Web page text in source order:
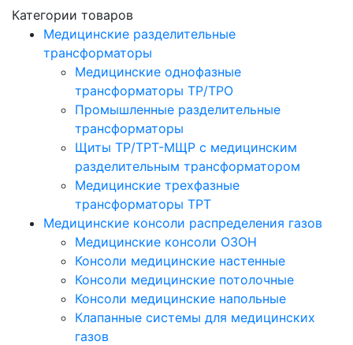
Категории товаров
Медицинские разделительные
трансформаторы
Медицинские однофазные
трансформаторы ТР/ТРО
Промышленные разделительные
трансформаторы
Щиты ТР/ТРТ-МЩР с медицинским
разделительным трансформатором
Медицинские трехфазные
трансформаторы ТРТ
Медицинские консоли распределения газов
Медицинские консоли ОЗОН
Консоли медицинские настенные
Консоли медицинские потолочные
Консоли медицинские напольные
Клапанные системы для медицинских
газов